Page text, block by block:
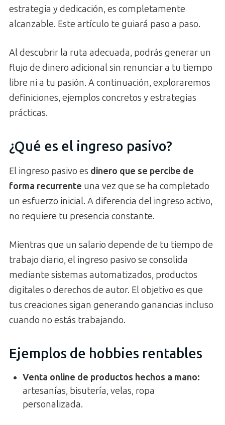
estrategia y dedicación, es completamente
alcanzable. Este artículo te guiará paso a paso.
Al descubrir la ruta adecuada, podrás generar un
flujo de dinero adicional sin renunciar a tu tiempo
libre ni a tu pasión. A continuación, exploraremos
definiciones, ejemplos concretos y estrategias
prácticas.
¿Qué es el ingreso pasivo?
El ingreso pasivo es dinero que se percibe de
forma recurrente una vez que se ha completado
un esfuerzo inicial. A diferencia del ingreso activo,
no requiere tu presencia constante.
Mientras que un salario depende de tu tiempo de
trabajo diario, el ingreso pasivo se consolida
mediante sistemas automatizados, productos
digitales o derechos de autor. El objetivo es que
tus creaciones sigan generando ganancias incluso
cuando no estás trabajando.
Ejemplos de hobbies rentables
Venta online de productos hechos a mano:
artesanías, bisutería, velas, ropa
personalizada.